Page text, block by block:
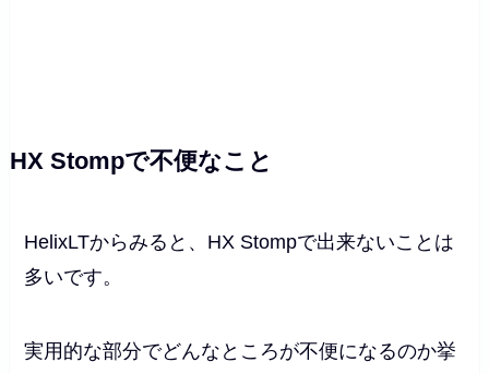
HX Stompで不便なこと
HelixLTからみると、HX Stompで出来ないことは
多いです。
実用的な部分でどんなところが不便になるのか挙